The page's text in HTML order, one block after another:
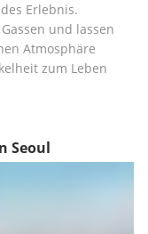
Erlebnis.
und lassen
Atmosphäre
zum Leben
Seoul